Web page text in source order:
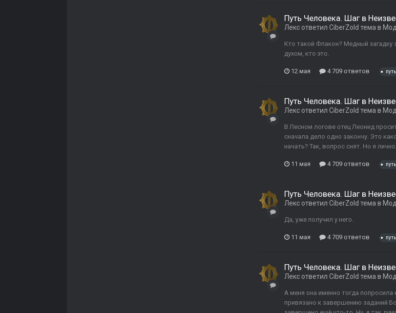
Путь Человека. Шаг в
Лекс ответил CiberZold тема в
Кто такой Флакон? Медный загадку
духом, кто это.
12 мая 4 709 ответов
Путь Человека. Шаг в
Лекс ответил CiberZold тема в
В Лесном логове отец Леонид
сначала дело одно закончу. Это
начать? Так, вопрос снят. Но я
11 мая 4 709 ответов
Путь Человека. Шаг в
Лекс ответил CiberZold тема в
Да, уже получил у него.
11 мая 4 709 ответов
Путь Человека. Шаг в
Лекс ответил CiberZold тема в
А меня она именно тогда попросила
привязано к завершению заданий